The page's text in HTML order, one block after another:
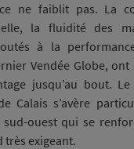
ne faiblit pas. La
la fluidité des
à la
Vendée Globe, ont
jusqu’au bout.
Calais s’avère
ouest qui se
très exigeant.